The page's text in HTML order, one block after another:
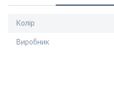
Колір
Виробник